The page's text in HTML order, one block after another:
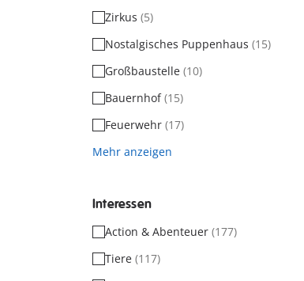
Zirkus (5)
Nostalgisches Puppenhaus (15)
Großbaustelle (10)
Bauernhof(15)
Feuerwehr (17)
Mehr anzeigen
Interessen
Action & Abenteuer (177)
Tiere (117)